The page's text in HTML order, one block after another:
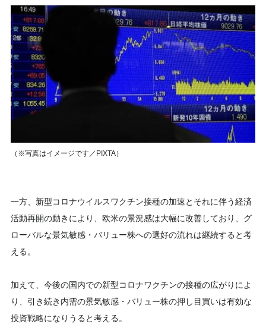
（※写真はイメージです／PIXTA）
一方、新型コロナウイルスワクチン接種の加速とそれに伴う経済
活動再開の動きにより、欧米の景況感は大幅に改善しており、グ
ローバルな景気敏感・バリュー株への選好の流れは継続すると考
える。
加えて、今後の国内での新型コロナワクチンの接種の広がりによ
り、引き続き内需の景気敏感・バリュー株の押し目買いは有効な
投資戦略になりうると考える。